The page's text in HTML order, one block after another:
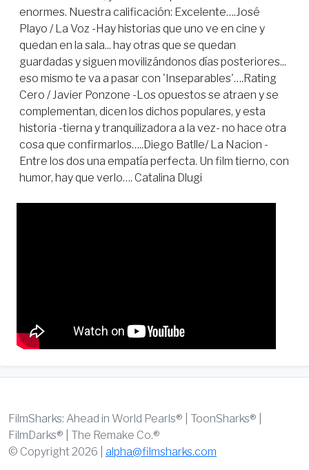
enormes. Nuestra calificación: Excelente….José
Playo / La Voz -Hay historias que uno ve en cine y
quedan en la sala... hay otras que se quedan
guardadas y siguen movilizándonos días posteriores...
eso mismo te va a pasar con 'Inseparables'….Rating
Cero / Javier Ponzone -Los opuestos se atraen y se
complementan, dicen los dichos populares, y esta
historia -tierna y tranquilizadora a la vez- no hace otra
cosa que confirmarlos…..Diego Batlle/ La Nacion -
Entre los dos una empatía perfecta. Un film tierno, con
humor, hay que verlo…. Catalina Dlugi
FilmSharks: Ahead in World Pearls® | ToonSharks® |
FilmDarks® | The Remake Co.®
© Copyright 2026 | alpha@filmsharks.com